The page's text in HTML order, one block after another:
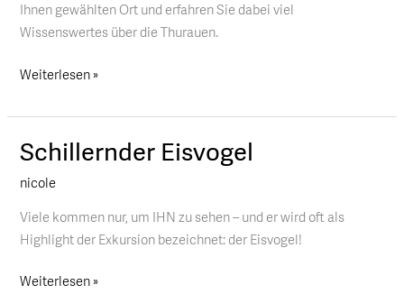
Ihnen gewählten Ort und erfahren Sie dabei viel
Wissenswertes über die Thurauen.
Weiterlesen »
Schillernder Eisvogel
nicole
Viele kommen nur, um IHN zu sehen – und er wird oft als
Highlight der Exkursion bezeichnet: der Eisvogel!
Schillernder
Weiterlesen »